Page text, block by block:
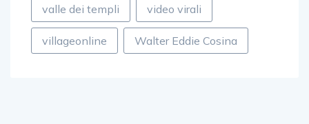
valle dei templi video virali
villageonline Walter Eddie Cosina